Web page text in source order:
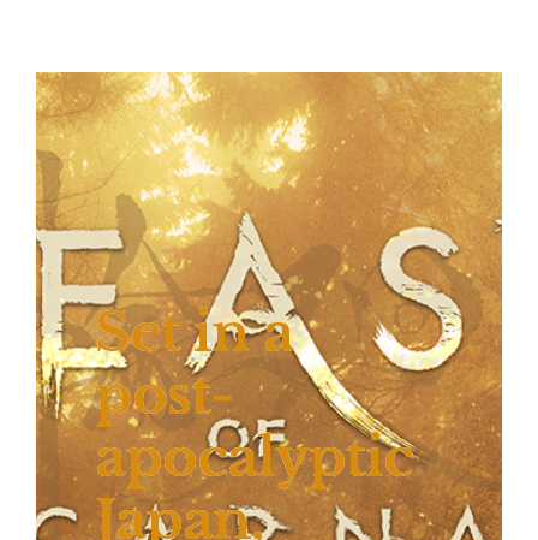
Set in a
post-
apocalyptic
Japan,